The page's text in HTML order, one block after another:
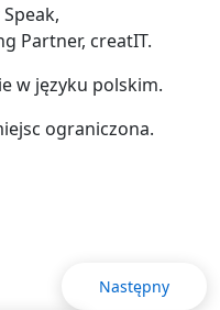
Partner, creatIT.
w języku polskim.
ograniczona.
Następny